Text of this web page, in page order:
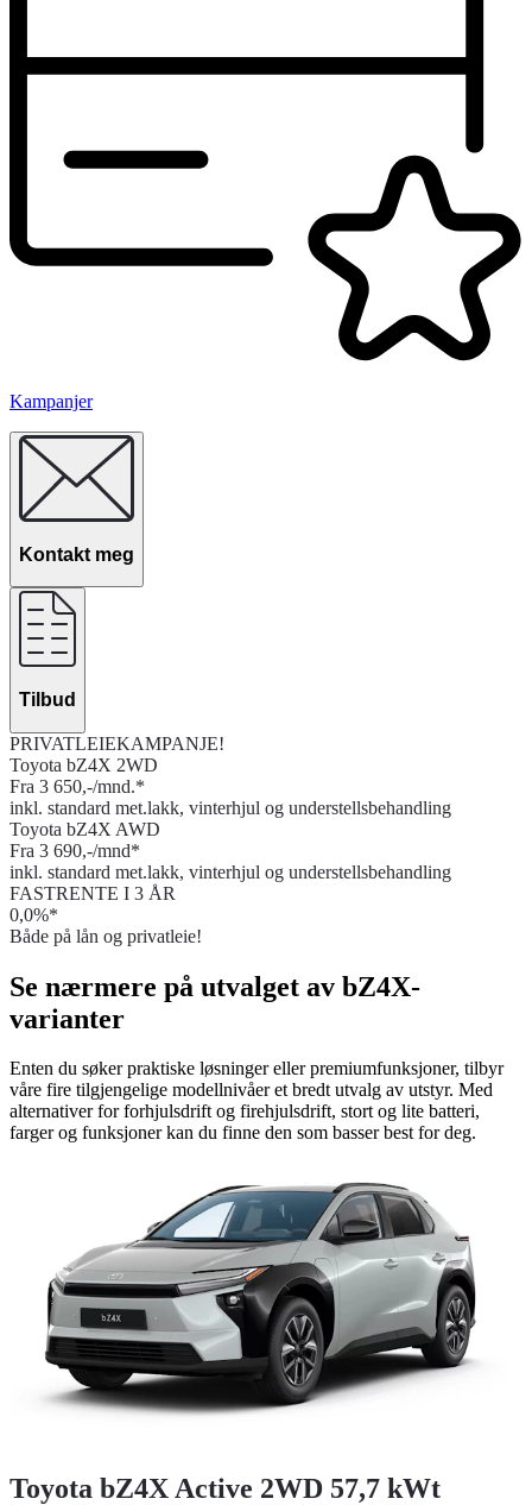
Kampanjer
Kontakt meg
Tilbud
PRIVATLEIEKAMPANJE!
Toyota bZ4X 2WD
Fra 3 650,-/mnd.*
inkl. standard met.lakk, vinterhjul og understellsbehandling
Toyota bZ4X AWD
Fra 3 690,-/mnd*
inkl. standard met.lakk, vinterhjul og understellsbehandling
FASTRENTE I 3 ÅR
0,0%*
Både på lån og privatleie!
Se nærmere på utvalget av bZ4X-
varianter
Enten du søker praktiske løsninger eller premiumfunksjoner, tilbyr
våre fire tilgjengelige modellnivåer et bredt utvalg av utstyr. Med
alternativer for forhjulsdrift og firehjulsdrift, stort og lite batteri,
farger og funksjoner kan du finne den som basser best for deg.
Toyota bZ4X Active 2WD 57,7 kWt